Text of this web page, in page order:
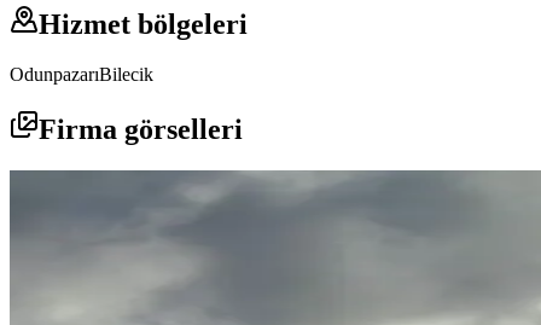
Hizmet bölgeleri
OdunpazarıBilecik
Firma görselleri